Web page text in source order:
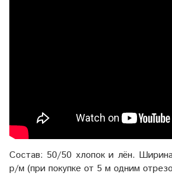
Состав: 50/50 хлопок и лён.
р/м (при покупке от 5 м одним